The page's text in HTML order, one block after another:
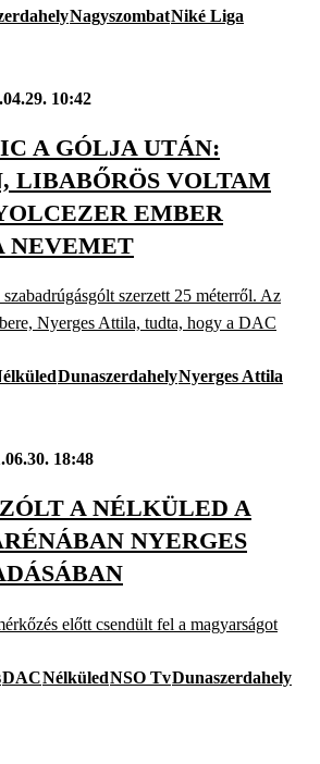
NagyszombatNiké Liga
10:42
A GÓLJA UTÁN:
LIBABŐRÖS VOLTAM
EMBER
NEVEMET
szerzett 25 méterről. Az
Nyerges Attila, tudta, hogy a DAC
DunaszerdahelyNyerges Attila
18:48
A NÉLKÜLED A
NYERGES
előtt csendült fel a magyarságot
DACNélküledNSO TvDunaszerdahely